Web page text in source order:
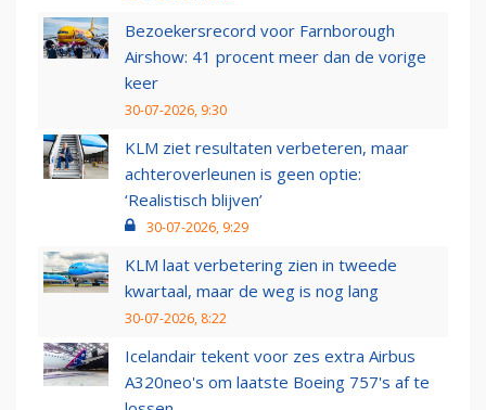
Bezoekersrecord voor Farnborough
Airshow: 41 procent meer dan de vorige
keer
30-07-2026, 9:30
KLM ziet resultaten verbeteren, maar
achteroverleunen is geen optie:
‘Realistisch blijven’
30-07-2026, 9:29
KLM laat verbetering zien in tweede
kwartaal, maar de weg is nog lang
30-07-2026, 8:22
Icelandair tekent voor zes extra Airbus
A320neo's om laatste Boeing 757's af te